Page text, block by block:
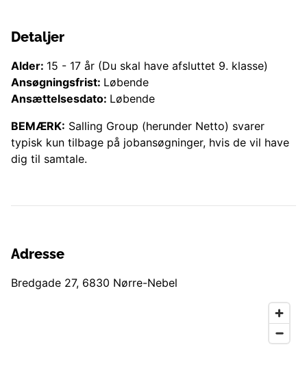
Detaljer
Alder: 15 - 17 år (Du skal have afsluttet 9. klasse)
Ansøgningsfrist: Løbende
Ansættelsesdato: Løbende
BEMÆRK: Salling Group (herunder Netto) svarer
typisk kun tilbage på jobansøgninger, hvis de vil have
dig til samtale.
Adresse
Bredgade 27, 6830 Nørre-Nebel